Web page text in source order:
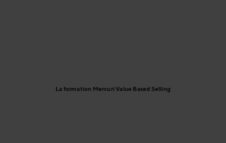
La formation Mercuri Value Based Selling